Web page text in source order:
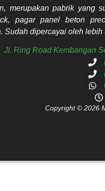
merupakan pabrik yang
pagar panel beton
Sudah dipercayai oleh
Jl. Ring Road Kembangan
Copyright © 2026